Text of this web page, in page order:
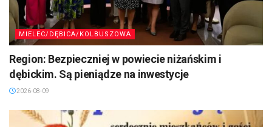
MIELEC/DĘBICA/KOLBUSZOWA
Region: Bezpieczniej w powiecie niżańskim i
dębickim. Są pieniądze na inwestycje
2026-08-09